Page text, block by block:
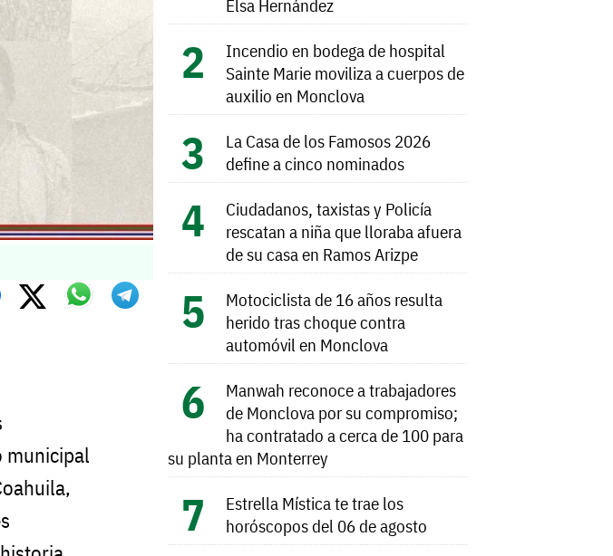
municipal
Elsa Hernández
Incendio en bodega de hospital
Sainte Marie moviliza a cuerpos de
auxilio en Monclova
La Casa de los Famosos 2026
define a cinco nominados
Ciudadanos, taxistas y Policía
rescatan a niña que lloraba afuera
de su casa en Ramos Arizpe
Motociclista de 16 años resulta
herido tras choque contra
automóvil en Monclova
Manwah reconoce a trabajadores
de Monclova por su compromiso;
ha contratado a cerca de 100 para
su planta en Monterrey
Estrella Mística te trae los
horóscopos del 06 de agosto